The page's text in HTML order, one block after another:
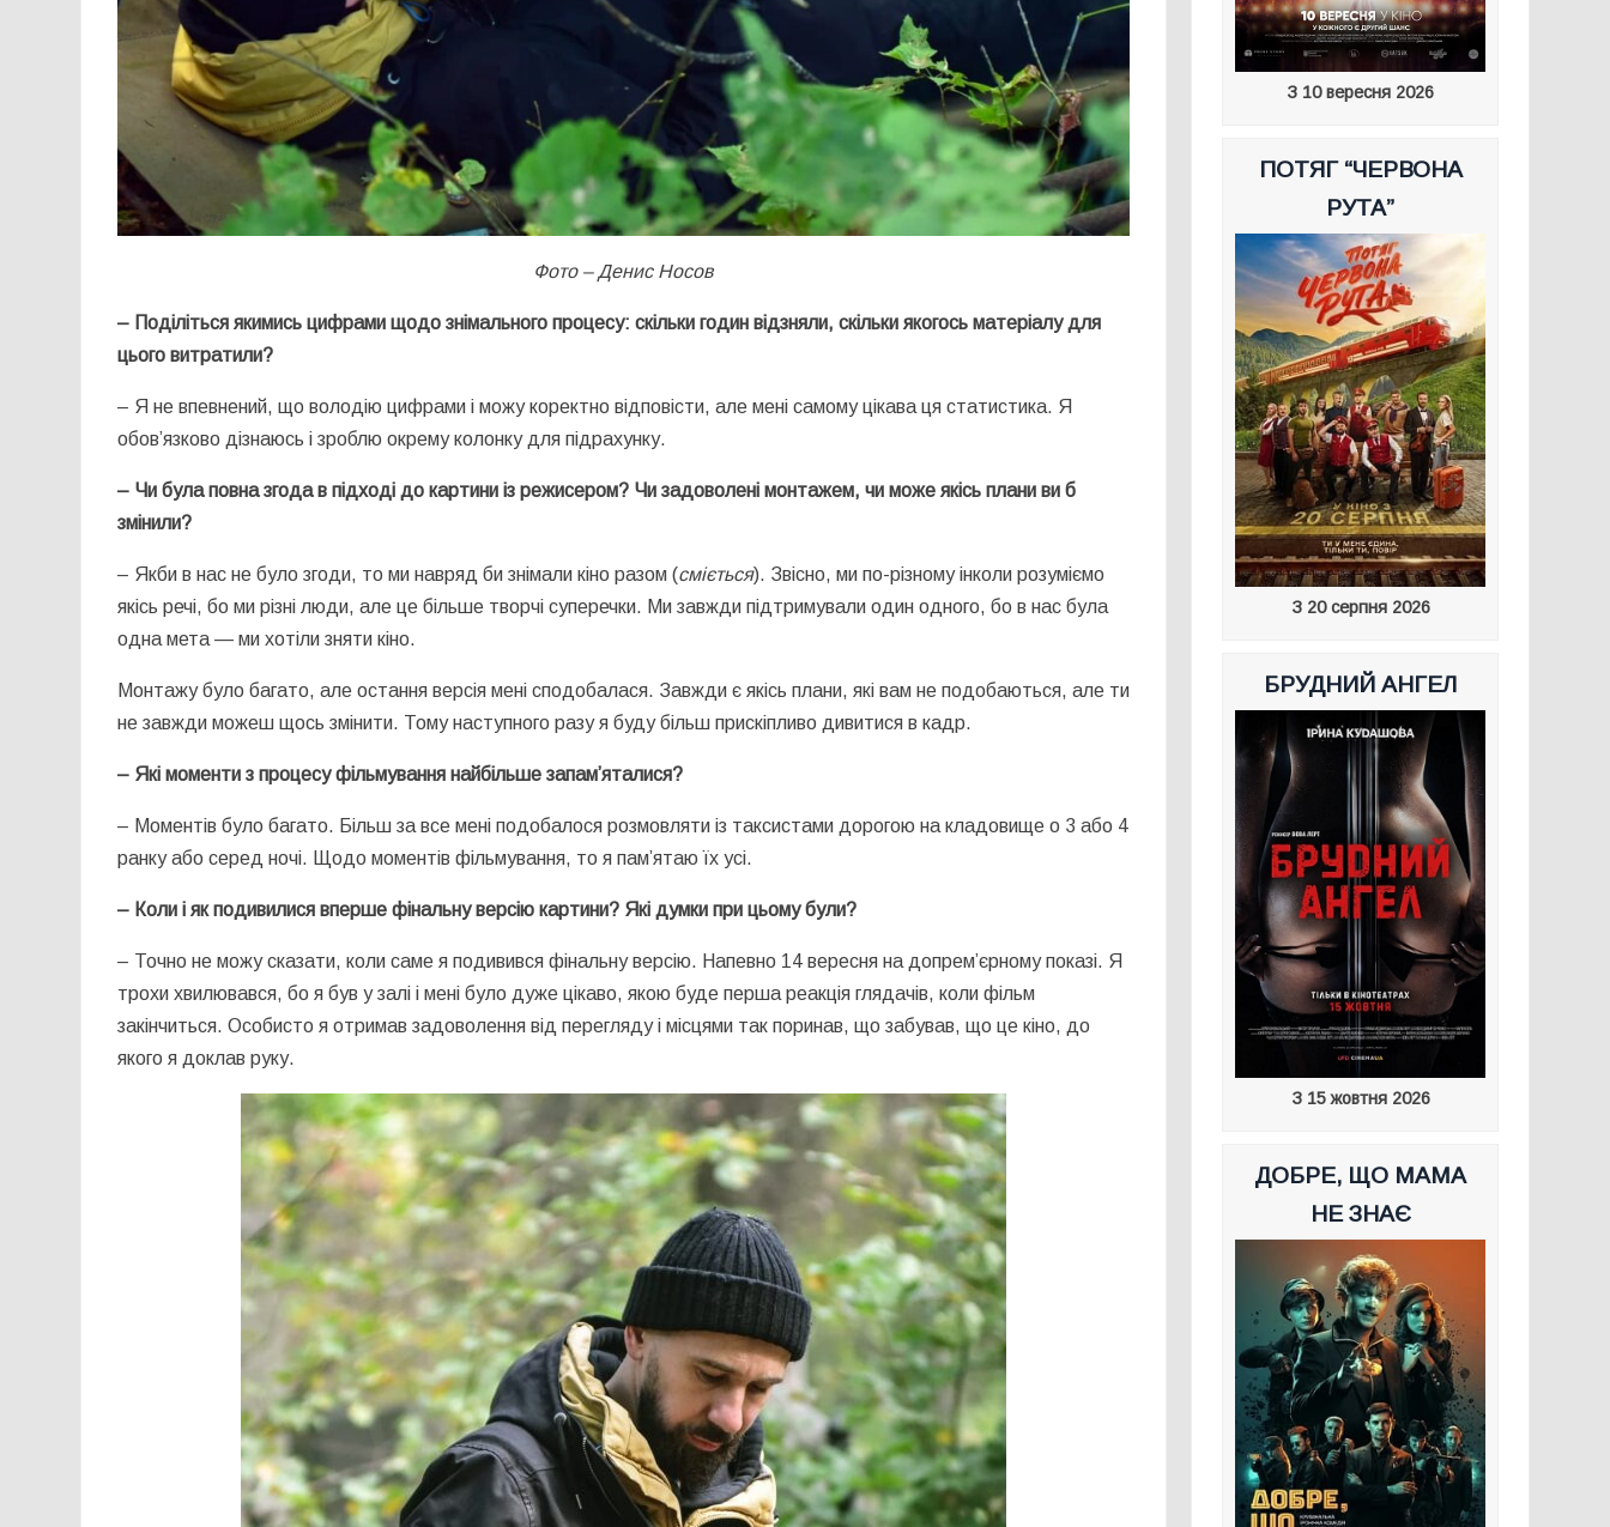
Фото – Денис Носов
– Поділіться якимись цифрами щодо знімального процесу: скільки годин відзняли, скільки якогось матеріалу для
цього витратили?
– Я не впевнений, що володію цифрами і можу коректно відповісти, але мені самому цікава ця статистика. Я
обов’язково дізнаюсь і зроблю окрему колонку для підрахунку.
– Чи була повна згода в підході до картини із режисером? Чи задоволені монтажем, чи може якісь плани ви б
змінили?
– Якби в нас не було згоди, то ми навряд би знімали кіно разом (сміється). Звісно, ми по-різному інколи розуміємо
якісь речі, бо ми різні люди, але це більше творчі суперечки. Ми завжди підтримували один одного, бо в нас була
одна мета — ми хотіли зняти кіно.
Монтажу було багато, але остання версія мені сподобалася. Завжди є якісь плани, які вам не подобаються, але ти
не завжди можеш щось змінити. Тому наступного разу я буду більш прискіпливо дивитися в кадр.
– Які моменти з процесу фільмування найбільше запам’яталися?
– Моментів було багато. Більш за все мені подобалося розмовляти із таксистами дорогою на кладовище о 3 або 4
ранку або серед ночі. Щодо моментів фільмування, то я пам’ятаю їх усі.
– Коли і як подивилися вперше фінальну версію картини? Які думки при цьому були?
– Точно не можу сказати, коли саме я подивився фінальну версію. Напевно 14 вересня на допрем’єрному показі. Я
трохи хвилювався, бо я був у залі і мені було дуже цікаво, якою буде перша реакція глядачів, коли фільм
закінчиться. Особисто я отримав задоволення від перегляду і місцями так поринав, що забував, що це кіно, до
якого я доклав руку.
З 10 вересня 2026
ПОТЯГ “ЧЕРВОНА
РУТА”
З 20 серпня 2026
БРУДНИЙ АНГЕЛ
З 15 жовтня 2026
ДОБРЕ, ЩО МАМА
НЕ ЗНАЄ